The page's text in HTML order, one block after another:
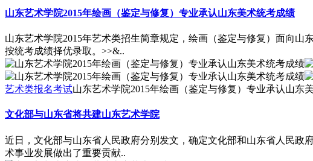
山东艺术学院2015年绘画（鉴定与修复）专业承认山东美术统考成绩
山东艺术学院2015年艺术类招生简章规定，绘画（鉴定与修复）面向
按统考成绩择优录取。>>&..
艺术类报名考试山东艺术学院2015年绘画（鉴定与修复）专业承认山东
文化部与山东省将共建山东艺术学院
近日，文化部与山东省人民政府分别发文，确定文化部和山东省人民
术事业发展做出了重要贡献..